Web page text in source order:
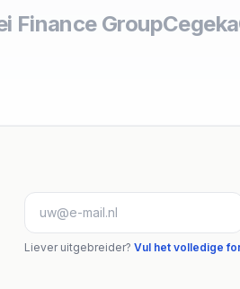
Finance GroupCegeka
Liever uitgebreider?Vul het volledige